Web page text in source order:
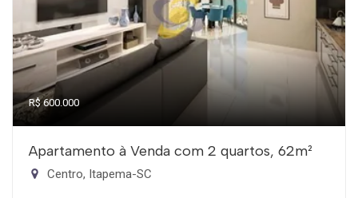
R$ 600.000
Apartamento à Venda com 2 quartos, 62m²
Centro, Itapema-SC